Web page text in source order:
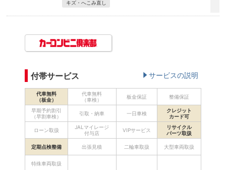
キズ・へこみ直し
付帯サービス サービスの説明
代車無料
（板金）
代車無料
（車検）
板金保証 整備保証
早期予約割引
（早割車検）
引取・納車 一日車検
クレジット
カード可
ローン取扱
JALマイレージ
付与店
VIPサービス
リサイクル
パーツ取扱
定期点検整備 出張見積 二輪車取扱 大型車両取扱
特殊車両取扱